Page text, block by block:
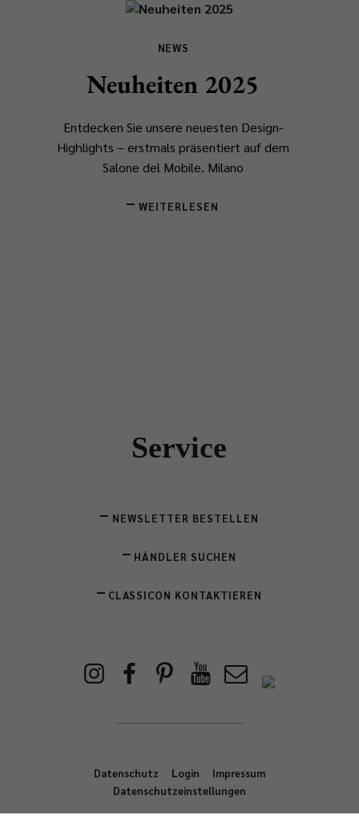
NEWS
Neuheiten 2025
Entdecken Sie unsere neuesten Design-
Highlights – erstmals präsentiert auf dem
Salone del Mobile. ​Milano
WEITERLESEN
Service
NEWSLETTER BESTELLEN
HÄNDLER SUCHEN
CLASSICON KONTAKTIEREN
Datenschutz Login
Impressum
Datenschutzeinstellungen